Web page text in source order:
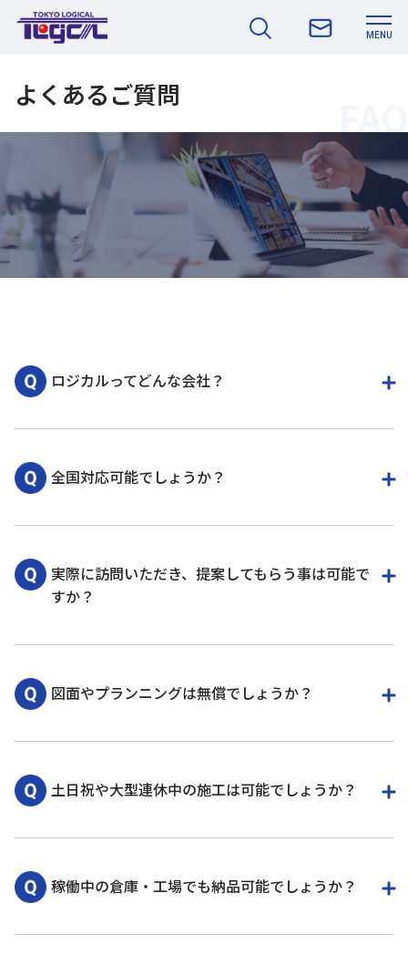
MENU
よくあるご質問 FAQ
ロジカルってどんな会社？
株式会社ロジカルは物流機器の専門商社で、倉庫や
を解決する会社です。
の方は、まずは一度お問い合わせください。
事業内容が簡単にお分かりいただけます。
全国対応可能でしょうか？
はい。弊社は東京・大阪に支店がありますので、お
す。
実際に訪問いただき、提案してもらう事は可能で
すか？
はい、ご訪問させていただきます。
図面やプランニングは無償でしょうか？
営業図面、プランニングは無料です。内容にご納得
まずはお気軽にご相談ください。
土日祝や大型連休中の施工は可能でしょうか？
年中可能です。ただし、混み合うこともあるため、
ご都合に合わせた工事計画を組むことができます。
稼働中の倉庫・工場でも納品可能でしょうか？
休日及び夜間作業として対応させていただきます。